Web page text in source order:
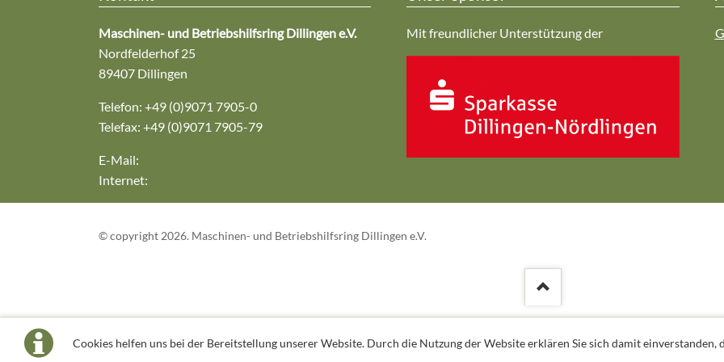
Cookies helfen uns bei der Bereitstellung unserer Website. Durch die Nutzung der Website erklären Sie sich damit einverstanden,
Maschinen- und Betriebshilfsring Dillingen e.V.
Nordfelderhof 25
89407 Dillingen
Telefon: +49 (0)9071 7905-0
Telefax: +49 (0)9071 7905-79
E-Mail:
Internet:
Mit freundlicher Unterstützung der
© copyright 2026. Maschinen- und Betriebshilfsring Dillingen e.V.